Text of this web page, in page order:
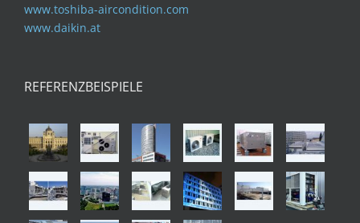
www.toshiba-aircondition.com
www.daikin.at
REFERENZBEISPIELE